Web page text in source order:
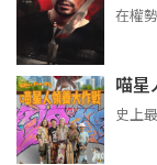
在權
喵星
史上